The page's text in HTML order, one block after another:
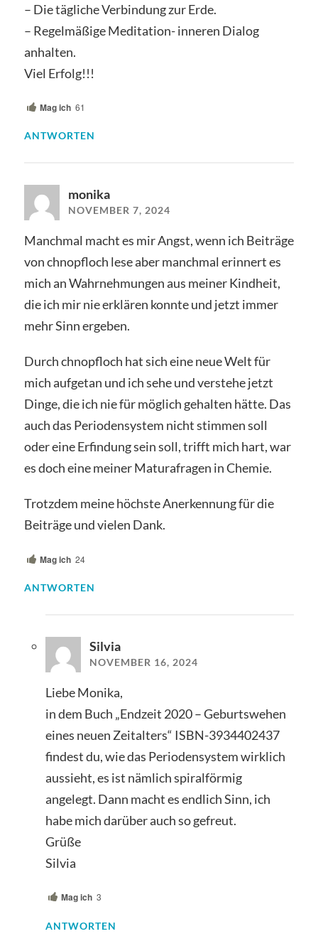
– Die tägliche Verbindung zur Erde.
– Regelmäßige Meditation- inneren Dialog
anhalten.
Viel Erfolg!!!
Mag ich 61
ANTWORTEN
monika
NOVEMBER 7, 2024
Manchmal macht es mir Angst, wenn ich Beiträge
von chnopfloch lese aber manchmal erinnert es
mich an Wahrnehmungen aus meiner Kindheit,
die ich mir nie erklären konnte und jetzt immer
mehr Sinn ergeben.
Durch chnopfloch hat sich eine neue Welt für
mich aufgetan und ich sehe und verstehe jetzt
Dinge, die ich nie für möglich gehalten hätte. Das
auch das Periodensystem nicht stimmen soll
oder eine Erfindung sein soll, trifft mich hart, war
es doch eine meiner Maturafragen in Chemie.
Trotzdem meine höchste Anerkennung für die
Beiträge und vielen Dank.
Mag ich 24
ANTWORTEN
Silvia
NOVEMBER 16, 2024
Liebe Monika,
in dem Buch „Endzeit 2020 – Geburtswehen
eines neuen Zeitalters“ ISBN-3934402437
findest du, wie das Periodensystem wirklich
aussieht, es ist nämlich spiralförmig
angelegt. Dann macht es endlich Sinn, ich
habe mich darüber auch so gefreut.
Grüße
Silvia
Mag ich 3
ANTWORTEN